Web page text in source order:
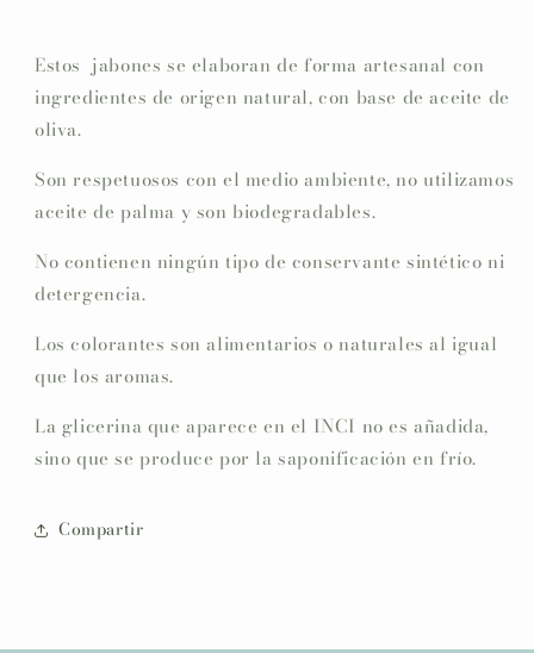
Estos jabones se elaboran de forma artesanal con
ingredientes de origen natural, con base de aceite de
oliva.
Son respetuosos con el medio ambiente, no utilizamos
aceite de palma y son biodegradables.
No contienen ningún tipo de conservante sintético ni
detergencia.
Los colorantes son alimentarios o naturales al igual
que los aromas.
La glicerina que aparece en el INCI no es añadida,
sino que se produce por la saponificación en frío.
Compartir